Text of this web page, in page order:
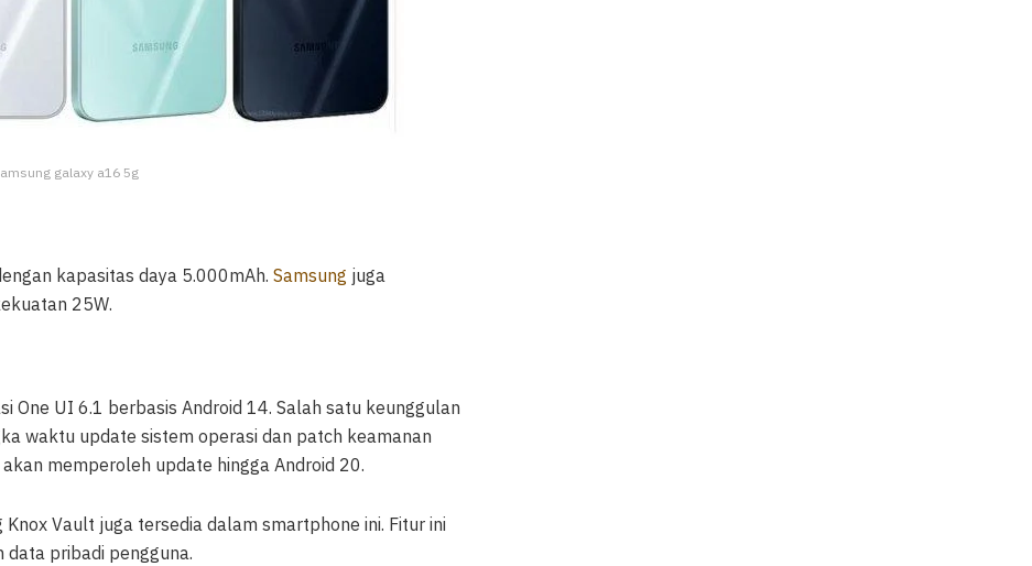
galaxy a16 5g
kapasitas daya 5.000mAh. Samsung juga
25W.
One UI 6.1 berbasis Android 14. Salah satu keunggulan
waktu update sistem operasi dan patch keamanan
memperoleh update hingga Android 20.
Vault juga tersedia dalam smartphone ini. Fitur ini
data pribadi pengguna.